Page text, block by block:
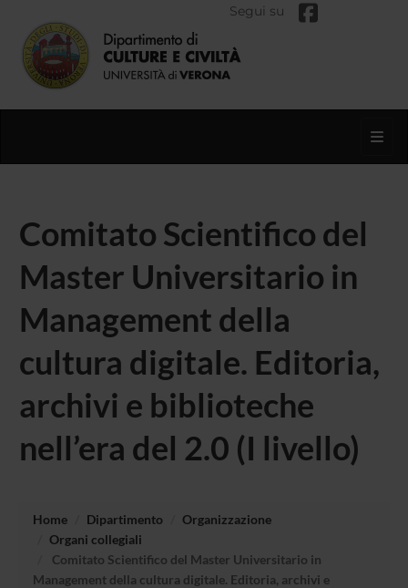
Segui su
Comitato Scientifico del
Master Universitario in
Management della
cultura digitale. Editoria,
archivi e biblioteche
nell’era del 2.0 (I livello)
Home Dipartimento
Organizzazione
Organi collegiali
Comitato Scientifico del Master Universitario in
Management della cultura digitale. Editoria, archivi e